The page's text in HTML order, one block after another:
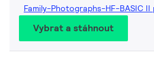
Family-Photographs-HF-BASIC II
Vybrat a stáhnout